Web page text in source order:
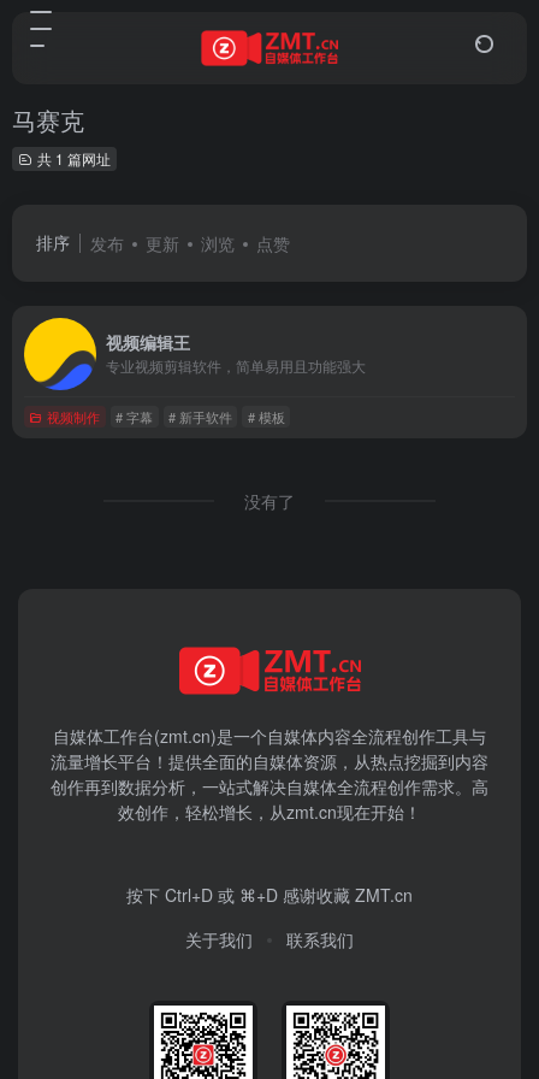
马赛克
共 1 篇网址
排序 发布 更新 浏览 点赞
视频编辑王
专业视频剪辑软件，简单易用且功能强大
视频制作 # 字幕 # 新手软件 # 模板
没有了
自媒体工作台(zmt.cn)是一个自媒体内容全流程创作工具与
流量增长平台！提供全面的自媒体资源，从热点挖掘到内容
创作再到数据分析，一站式解决自媒体全流程创作需求。高
效创作，轻松增长，从zmt.cn现在开始！
按下 Ctrl+D 或 ⌘+D 感谢收藏 ZMT.cn
关于我们
联系我们